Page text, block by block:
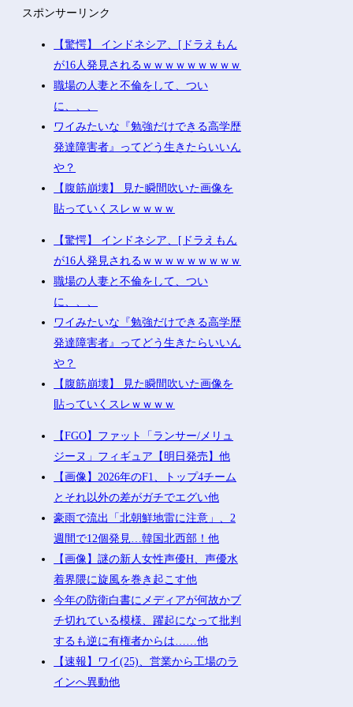
スポンサーリンク
【驚愕】 インドネシア、[ドラえもん
が16人発見されるｗｗｗｗｗｗｗｗｗ
職場の人妻と不倫をして、つい
に、、、
ワイみたいな『勉強だけできる高学歴
発達障害者』ってどう生きたらいいん
や？
【腹筋崩壊】 見た瞬間吹いた画像を
貼っていくスレｗｗｗｗ
【驚愕】 インドネシア、[ドラえもん
が16人発見されるｗｗｗｗｗｗｗｗｗ
職場の人妻と不倫をして、つい
に、、、
ワイみたいな『勉強だけできる高学歴
発達障害者』ってどう生きたらいいん
や？
【腹筋崩壊】 見た瞬間吹いた画像を
貼っていくスレｗｗｗｗ
【FGO】ファット「ランサー/メリュ
ジーヌ」フィギュア【明日発売】他
【画像】2026年のF1、トップ4チーム
とそれ以外の差がガチでエグい他
豪雨で流出「北朝鮮地雷に注意」、2
週間で12個発見…韓国北西部！他
【画像】謎の新人女性声優H、声優水
着界隈に旋風を巻き起こす他
今年の防衛白書にメディアが何故かブ
チ切れている模様、躍起になって批判
するも逆に有権者からは……他
【速報】ワイ(25)、営業から工場のラ
インへ異動他